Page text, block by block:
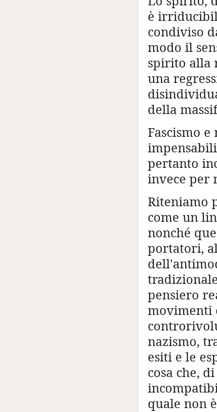
è
condiviso
modo il
spirito alla
una
della
Fascismo
pertanto
invece per
Riteniamo
come un
nonché
portatori,
pensiero
movimenti
nazismo,
esiti e le
cosa che,
quale non